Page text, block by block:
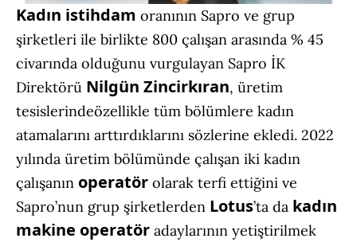
Kadın istihdam oranının Sapro ve grup
şirketleri ile birlikte 800 çalışan arasında % 45
civarında olduğunu vurgulayan Sapro İK
Direktörü Nilgün Zincirkıran, üretim
tesislerindeözellikle tüm bölümlere kadın
atamalarını arttırdıklarını sözlerine ekledi. 2022
yılında üretim bölümünde çalışan iki kadın
çalışanın operatör olarak terfi ettiğini ve
Sapro’nun grup şirketlerden Lotus’ta da kadın
makine operatör adaylarının yetiştirilmek